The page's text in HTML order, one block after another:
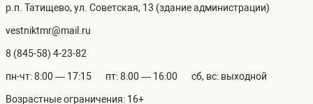
р.п. Татищево, ул. Советская, 13 (здание администрации)
vestniktmr@mail.ru
8 (845-58) 4-23-82
пн-чт: 8:00 — 17:15 пт: 8:00 — 16:00 сб, вс: выходной
Возрастные ограничения: 16+